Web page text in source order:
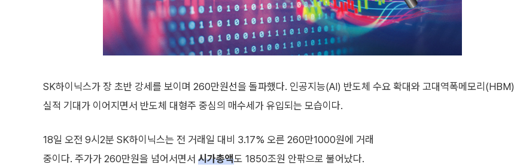
SK하이닉스가 장 초반 강세를 보이며 260만원선을 돌파했다. 인공지능(AI) 반도체 수요 확대와 고대역폭메모리(HBM)
실적 기대가 이어지면서 반도체 대형주 중심의 매수세가 유입되는 모습이다.
18일 오전 9시2분 SK하이닉스는 전 거래일 대비 3.17% 오른 260만1000원에 거래
중이다. 주가가 260만원을 넘어서면서 시가총액도 1850조원 안팎으로 불어났다.